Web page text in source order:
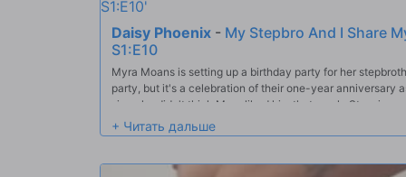
Daisy Phoenix - My Stepbro And I Share
S1:E10
Myra Moans is setting up a birthday party for her
party, but it's a celebration of their one-year anniversary
since he didn't think Myra liked him that much. Stepsis
their parents take off.When Mike goes to Myra's room to
anniversary, he finds her half-naked in bed with her BFF
stepsiblings. The girls sweeten the pot by making out in